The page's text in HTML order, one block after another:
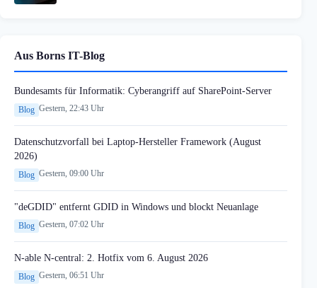
Aus Borns IT-Blog
Bundesamts für Informatik: Cyberangriff auf SharePoint-Server
Blog Gestern, 22:43 Uhr
Datenschutzvorfall bei Laptop-Hersteller Framework (August
2026)
Blog Gestern, 09:00 Uhr
"deGDID" entfernt GDID in Windows und blockt Neuanlage
Blog Gestern, 07:02 Uhr
N-able N-central: 2. Hotfix vom 6. August 2026
Blog Gestern, 06:51 Uhr